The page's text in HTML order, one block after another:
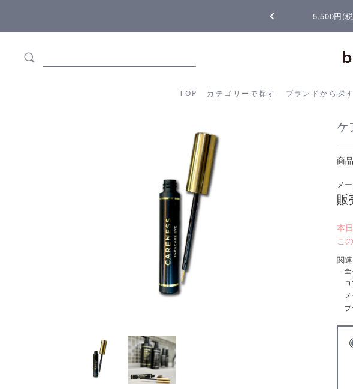
5,500円(
TOP カテゴリーで探す ブランドから探す
カテゴリーから探す ブランドか
ケ
商
メ
販
本
こ
関
全